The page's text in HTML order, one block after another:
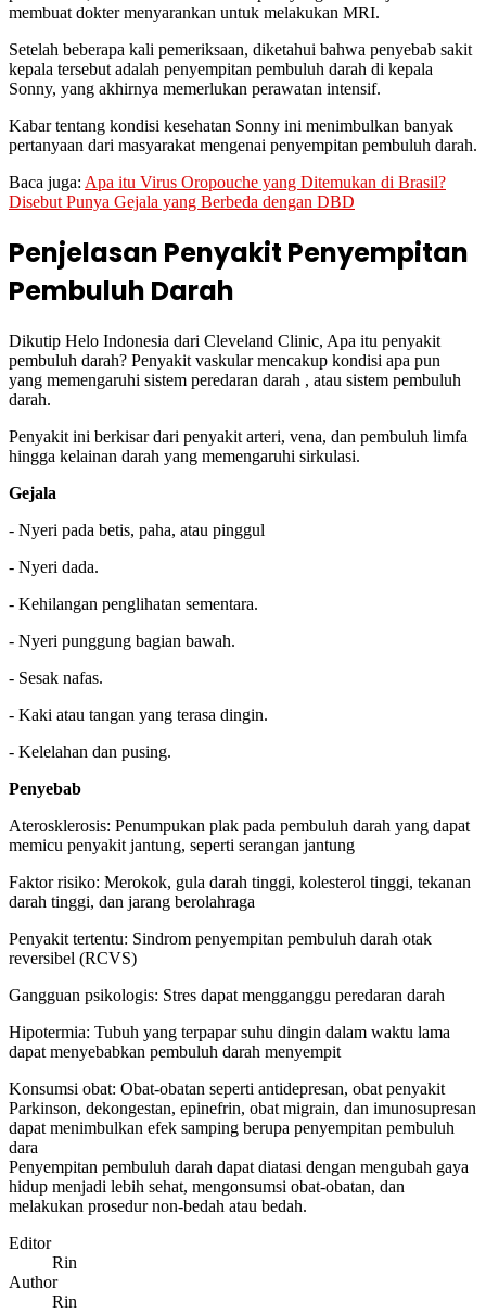
membuat dokter menyarankan untuk melakukan MRI.
Setelah beberapa kali pemeriksaan, diketahui bahwa penyebab sakit
kepala tersebut adalah penyempitan pembuluh darah di kepala
Sonny, yang akhirnya memerlukan perawatan intensif.
Kabar tentang kondisi kesehatan Sonny ini menimbulkan banyak
pertanyaan dari masyarakat mengenai penyempitan pembuluh darah.
Baca juga: Apa itu Virus Oropouche yang Ditemukan di Brasil?
Disebut Punya Gejala yang Berbeda dengan DBD
Penjelasan Penyakit Penyempitan
Pembuluh Darah
Dikutip Helo Indonesia dari Cleveland Clinic, Apa itu penyakit
pembuluh darah? Penyakit vaskular mencakup kondisi apa pun
yang memengaruhi sistem peredaran darah , atau sistem pembuluh
darah.
Penyakit ini berkisar dari penyakit arteri, vena, dan pembuluh limfa
hingga kelainan darah yang memengaruhi sirkulasi.
Gejala
- Nyeri pada betis, paha, atau pinggul
- Nyeri dada.
- Kehilangan penglihatan sementara.
- Nyeri punggung bagian bawah.
- Sesak nafas.
- Kaki atau tangan yang terasa dingin.
- Kelelahan dan pusing.
Penyebab
Aterosklerosis: Penumpukan plak pada pembuluh darah yang dapat
memicu penyakit jantung, seperti serangan jantung
Faktor risiko: Merokok, gula darah tinggi, kolesterol tinggi, tekanan
darah tinggi, dan jarang berolahraga
Penyakit tertentu: Sindrom penyempitan pembuluh darah otak
reversibel (RCVS)
Gangguan psikologis: Stres dapat mengganggu peredaran darah
Hipotermia: Tubuh yang terpapar suhu dingin dalam waktu lama
dapat menyebabkan pembuluh darah menyempit
Konsumsi obat: Obat-obatan seperti antidepresan, obat penyakit
Parkinson, dekongestan, epinefrin, obat migrain, dan imunosupresan
dapat menimbulkan efek samping berupa penyempitan pembuluh
dara
Penyempitan pembuluh darah dapat diatasi dengan mengubah gaya
hidup menjadi lebih sehat, mengonsumsi obat-obatan, dan
melakukan prosedur non-bedah atau bedah.
Editor
Rin
Author
Rin